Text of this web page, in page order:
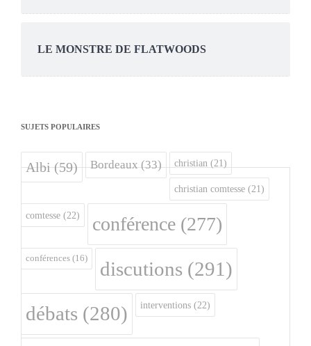
LE MONSTRE DE FLATWOODS
SUJETS POPULAIRES
Albi(59) Bordeaux(33) christian (21)
christian comtesse (21)
comtesse (22) conférence (277)
conférences (16) discutions (291)
débats (280) interventions (22)